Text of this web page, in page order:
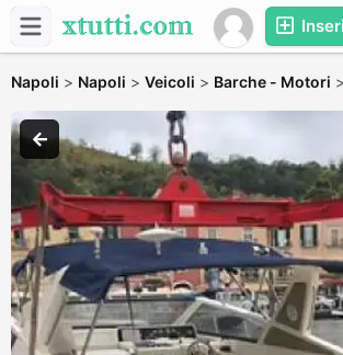
Napoli > Napoli > Veicoli > Barche - Motori >